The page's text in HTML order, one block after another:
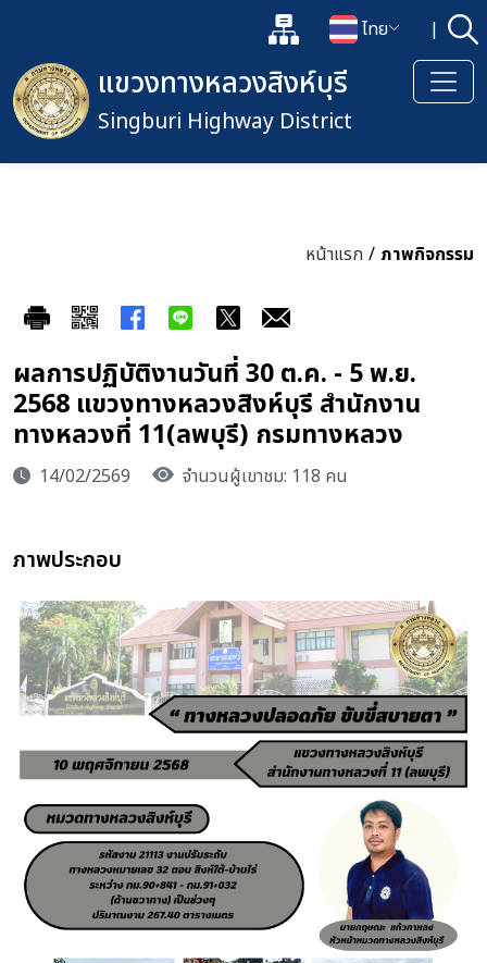
แผนผังเว็บไซต์
เปลี่ยนภาษา
ไทย | ค้
เปิดกล่องค้นหาข้อมูลหลักของเ
แขวงทางหลวงสิงห์บุรี
Singburi Highway District
หน้าแรก / ภาพกิจกรรม
ผลการปฏิบัติงานวันที่ 30 ต.ค. - 5 พ.ย.
2568 แขวงทางหลวงสิงห์บุรี สำนักงาน
ทางหลวงที่ 11(ลพบุรี) กรมทางหลวง
14/02/2569 จำนวนผู้เขาชม: 118 คน
ภาพประกอบ